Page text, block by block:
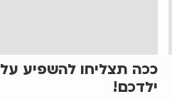
ככה תצליחו להשפיע על
ילדכם!